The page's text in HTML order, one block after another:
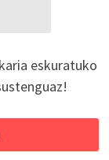
eskuratuko